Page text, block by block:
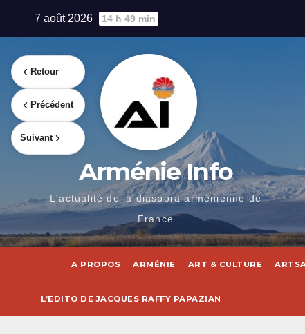
7 août 2026 14 h 49 min
Arménie Info
L'actualité de la diaspora arménienne de
France
A PROPOS ARMÉNIE ART & CULTURE
L’EDITO DE JACQUES RAFFY PAPAZIAN
Retour
Précédent
Suivant